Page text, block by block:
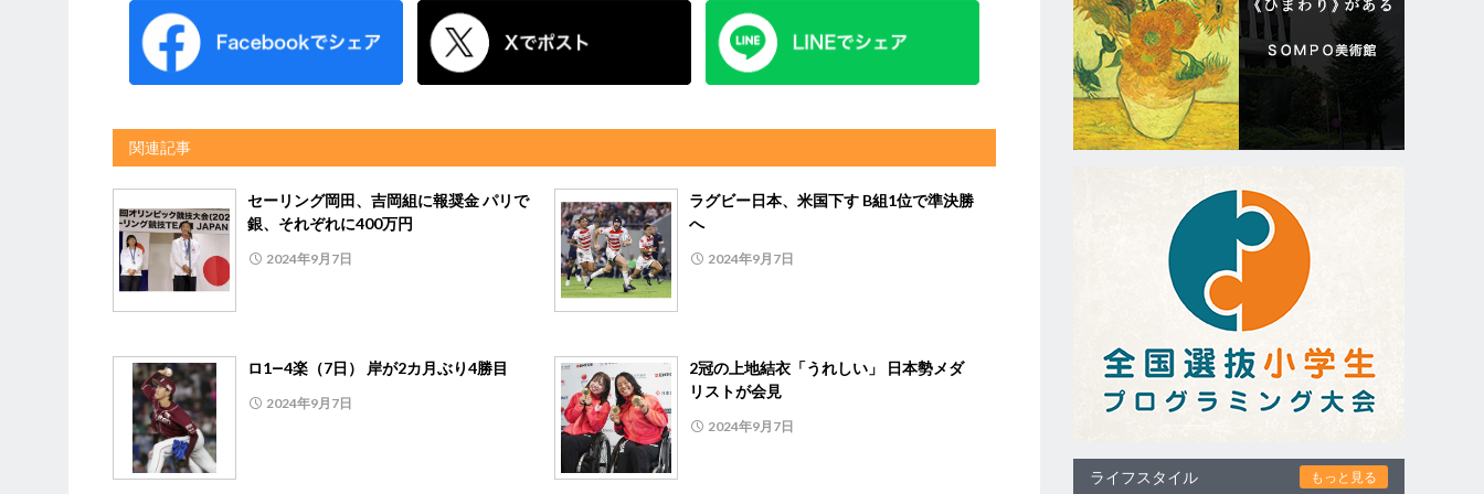
関連記事
セーリング岡田、吉岡組に報奨金 パリで
銀、それぞれに400万円
2024年9月7日
ラグビー日本、米国下す B組1位で準決勝
へ
2024年9月7日
ロ1―4楽（7日） 岸が2カ月ぶり4勝目
2024年9月7日
2冠の上地結衣「うれしい」 日本勢メダ
リストが会見
2024年9月7日
ライフスタイル もっと見る